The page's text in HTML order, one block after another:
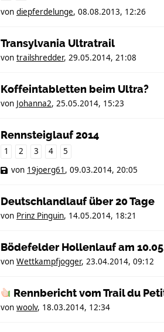
von diepferdelunge, 08.08.2013, 12:26
Transylvania Ultratrail
von trailshredder, 29.05.2014, 21:08
Koffeintabletten beim Ultra?
von Johanna2, 25.05.2014, 15:23
Rennsteiglauf 2014
1 2 3 4
5
von 19joerg61 , 09.03.2014, 20:05
Deutschlandlauf über 20 Tage
von Prinz Pinguin, 14.05.2014, 18:21
Bödefelder Hollenlauf am
von Wettkampfjogger, 23.04.2014, 09:12
Rennbericht vom Trail du
von woolv, 18.03.2014, 12:34